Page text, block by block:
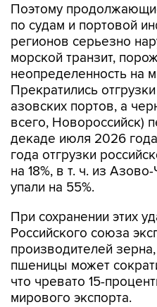
Поэтому
по судам и портовой
регионов серьезно
морской транзит,
неопределенность на
Прекратились
азовских портов, а
всего, Новороссийск)
декаде июля 2026
года отгрузки
на 18%, в т. ч. из
упали на 55%.
При сохранении этих
Российского союза
производителей
пшеницы может
что чревато 15-
мирового экспорта.